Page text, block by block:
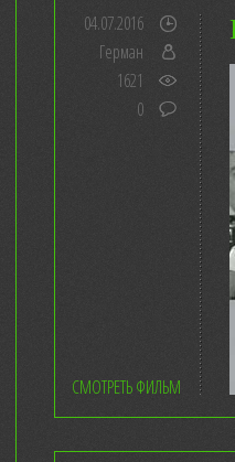
04.07.2016
Герман
1621
0
СМОТРЕТЬ ФИЛЬМ